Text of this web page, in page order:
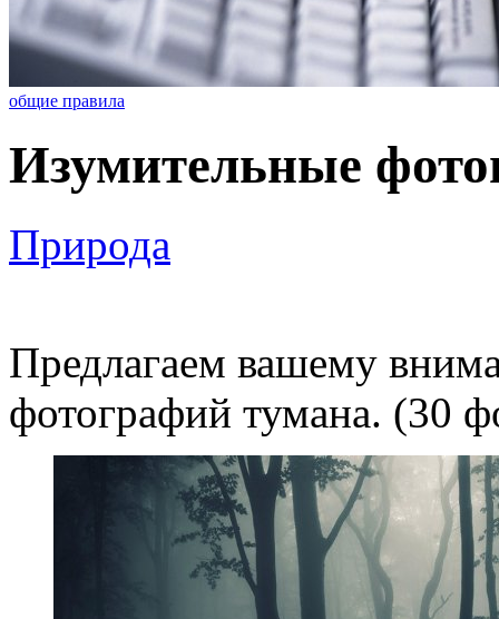
общие правила
Изумительные
Природа
Предлагаем вашему
фотографий тумана. (30